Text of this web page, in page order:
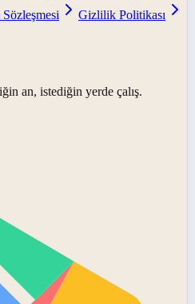
Gizlilik Politikası
an, istediğin yerde çalış.